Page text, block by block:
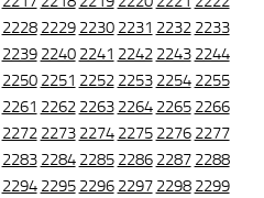
2228 2229 2230 2231 2232 2233
2239 2240 2241 2242 2243 2244
2250 2251 2252 2253 2254 2255
2261 2262 2263 2264 2265 2266
2272 2273 2274 2275 2276 2277
2283 2284 2285 2286 2287 2288
2294 2295 2296 2297 2298 2299